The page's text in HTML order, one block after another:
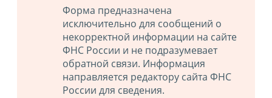
Форма предназначена
исключительно для сообщений о
некорректной информации на сайте
ФНС России и не подразумевает
обратной связи. Информация
направляется редактору сайта ФНС
России для сведения.